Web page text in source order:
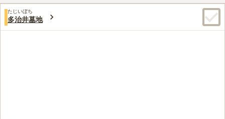
口コミ評価
みんなの評価
お墓参りに行く途中にお花屋さんもあり、そこでろうそくも買う
たじいぼち
多治井墓地